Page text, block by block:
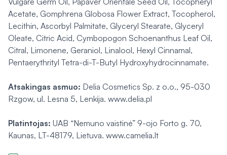
Acetate, Gomphrena Globosa Flower Extract, Tocopherol,
Lecithin, Ascorbyl Palmitate, Glyceryl Stearate, Glyceryl
Oleate, Citric Acid, Cymbopogon Schoenanthus Leaf Oil,
Citral, Limonene, Geraniol, Linalool, Hexyl Cinnamal,
Pentaerythrityl Tetra-di-T-Butyl Hydroxyhydrocinnamate.
Atsakingas asmuo: Delia Cosmetics Sp. z o.o., 95-030
Rzgow, ul. Lesna 5, Lenkija. www.delia.pl
Platintojas: UAB “Nemuno vaistinė” 9-ojo Forto g. 70,
Kaunas, LT-48179, Lietuva. www.camelia.lt